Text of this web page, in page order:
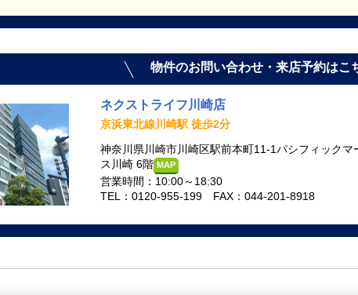
物件のお問い合わせ・来店予約はこ
ネクストライフ川崎店
京浜東北線川崎駅 徒歩2分
神奈川県川崎市川崎区駅前本町11-1パシフィックマ
ス川崎 6階 MAP
営業時間：10:00～18:30
TEL：0120-955-199 FAX：044-201-8918